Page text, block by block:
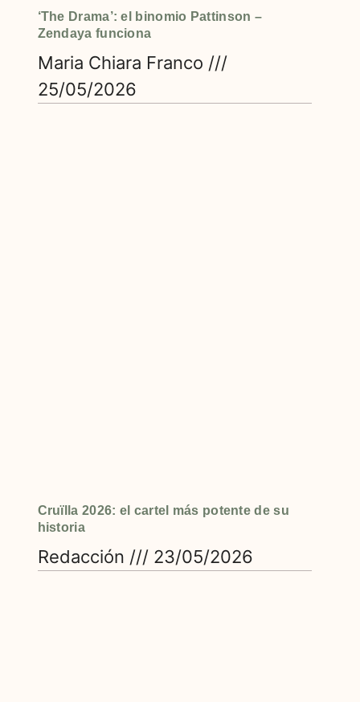
‘The Drama’: el binomio Pattinson –
Zendaya funciona
Maria Chiara Franco
25/05/2026
Cruïlla 2026: el cartel más potente de su
historia
Redacción 23/05/2026